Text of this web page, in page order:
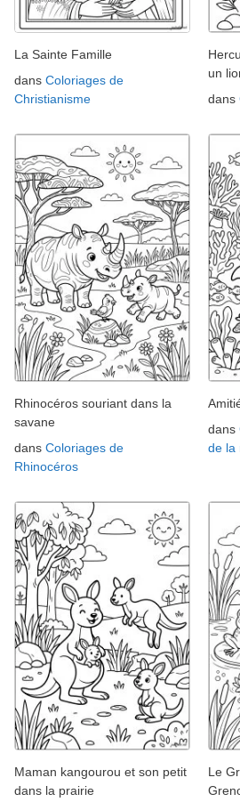
La Sainte Famille
dans Coloriages de
Christianisme
un
dans
Rhinocéros souriant dans la
savane
dans Coloriages de
Rhinocéros
dans
de la
Maman kangourou et son petit
dans la prairie
Le